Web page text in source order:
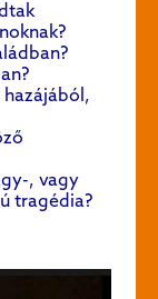
, vagy
tragédia?